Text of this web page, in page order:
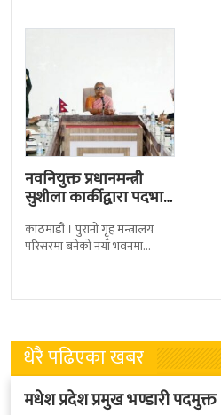
नवनियुक्त प्रधानमन्त्री
सुशीला कार्कीद्वारा पदभार
काठमाडौं । पुरानो गृह मन्त्रालय
परिसरमा बनेको नयाँ भवनमा
नवनियुक्त
धेरै पढिएका खबर
मधेश प्रदेश प्रमुख भण्डारी पदमुक्त